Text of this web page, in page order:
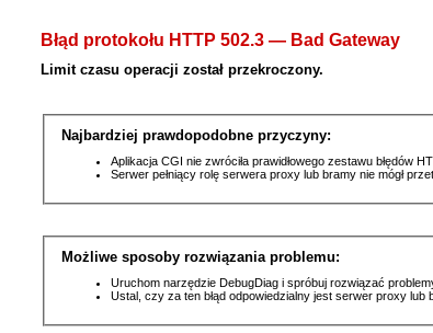
Błąd protokołu HTTP 502.3 — Bad Gateway
Limit czasu operacji został przekroczony.
Najbardziej prawdopodobne przyczyny:
Aplikacja CGI nie zwróciła prawidłowego zestawu błędów
Serwer pełniący rolę serwera proxy lub bramy nie mógł
Możliwe sposoby rozwiązania problemu:
Uruchom narzędzie DebugDiag i spróbuj rozwiązać
Ustal, czy za ten błąd odpowiedzialny jest serwer proxy lub